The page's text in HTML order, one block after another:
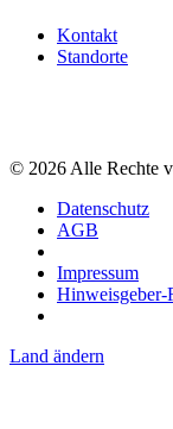
Kontakt
Standorte
© 2026 Alle Rechte
Datenschutz
AGB
Impressum
Hinweisgeber-
Land ändern